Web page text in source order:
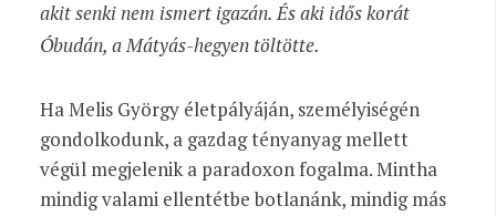
akit senki nem ismert igazán. És aki idős korát
Óbudán, a Mátyás-hegyen töltötte.
Ha Melis György életpályáján, személyiségén
gondolkodunk, a gazdag tényanyag mellett
végül megjelenik a paradoxon fogalma. Mintha
mindig valami ellentétbe botlanánk, mindig más